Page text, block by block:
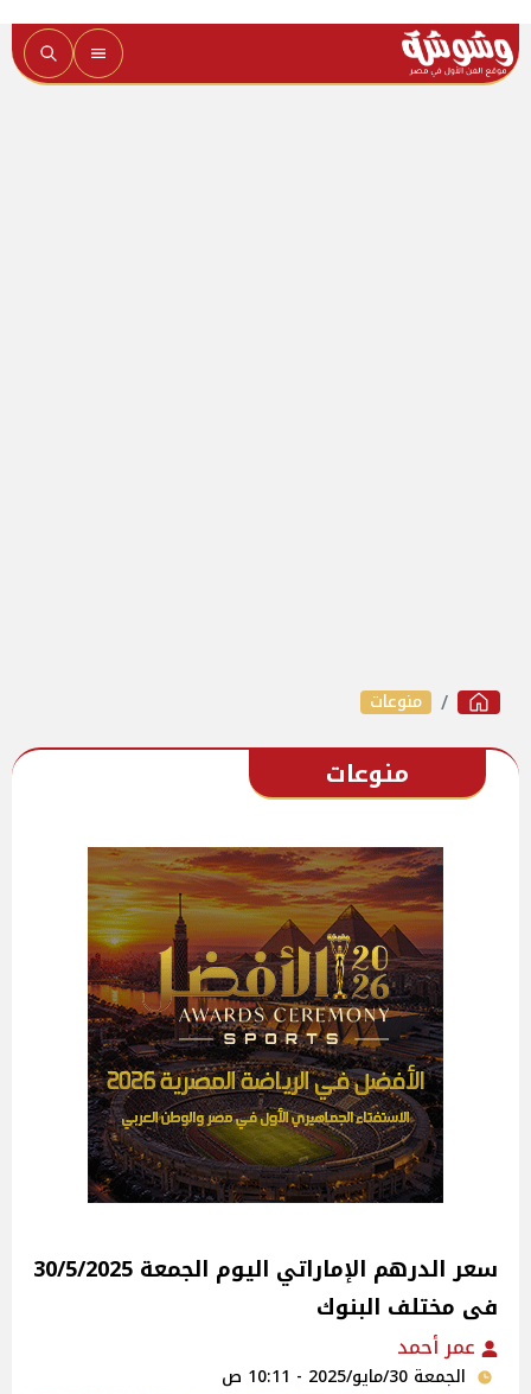
منوعات
منوعات
سعر الدرهم الإماراتي اليوم الجمعة 30/5/2025
فى مختلف البنوك
عمر أحمد
الجمعة 30/مايو/2025 - 10:11 ص